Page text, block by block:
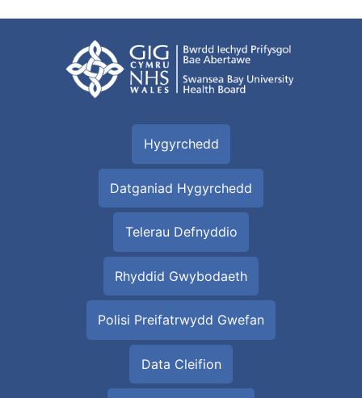
Hygyrchedd
Datganiad Hygyrchedd
Telerau Defnyddio
Rhyddid Gwybodaeth
Polisi Preifatrwydd Gwefan
Data Cleifion